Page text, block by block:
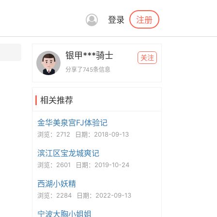
登录 注册
银甲***骑士
分享了745条信息
关注
相关推荐
金华美泉宫FJ体验记
浏览：2712 日期：2018-09-13
滨江区宝龙城爽记
浏览：2601 日期：2019-10-24
西湖小妖精
浏览：2284 日期：2022-09-13
宁波大胸小姐姐